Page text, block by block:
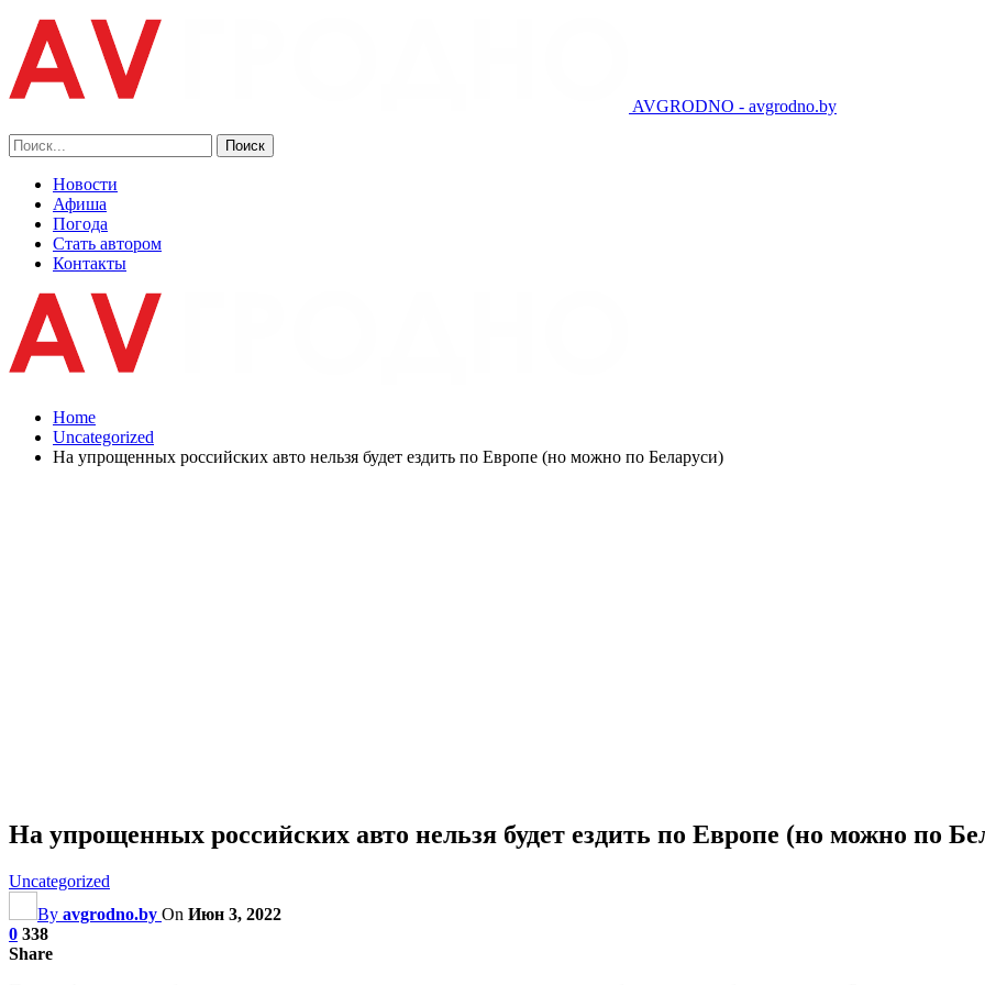
AVGRODNO - avgrodno.by
Новости
Афиша
Погода
Стать автором
Контакты
Home
Uncategorized
На упрощенных российских авто нельзя будет ездить по Европе (но можно по Беларуси)
На упрощенных российских авто нельзя будет ездить по Европе (но можно по
Uncategorized
By avgrodno.by On Июн 3, 2022
0 338
Share